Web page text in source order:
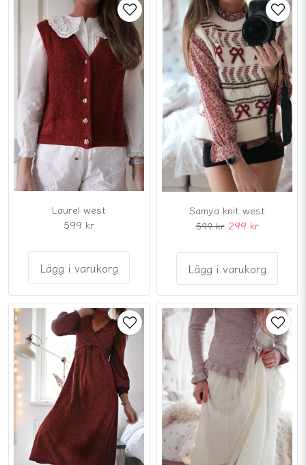
Laurel west
599 kr
Lägg i varukorg
Samya knit west
599 kr 299 kr
Lägg i varukorg